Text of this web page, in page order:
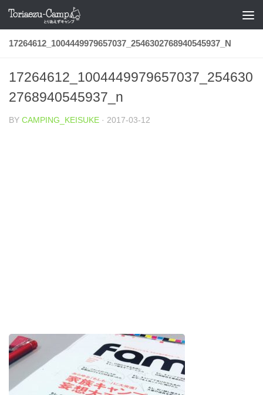
コンテンツへスキップ
17264612_1004449979657037_2546302768940545937_N
17264612_1004449979657037_254630
2768940545937_n
BY CAMPING_KEISUKE · 2017-03-12